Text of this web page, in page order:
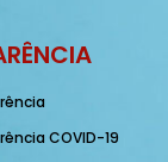
COVID-19